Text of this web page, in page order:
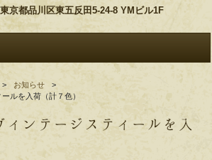
東京都品川区東五反田5-24-8 YMビル1F
> お知らせ
>
ルを入荷（計７色）
ィンテージスティールを入